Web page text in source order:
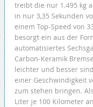
treibt die nur 1.495 kg
in nur 3,35 Sekunden
einem Top-Speed von
besorgt ein aus der
automatisiertes
Carbon-Keramik
leichter und besser
einer Geschwindigkeit
zum stehen bringen.
Liter je 100 Kilometer